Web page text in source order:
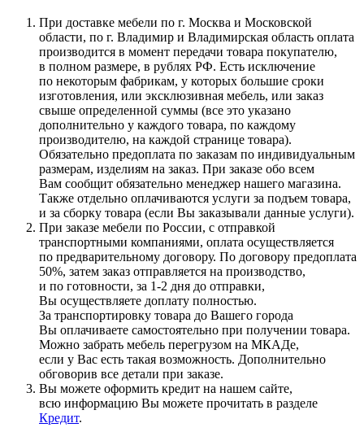
При доставке мебели по г. Москва и Московской
области, по г. Владимир и Владимирская область оплата
производится в момент передачи товара покупателю,
в полном размере, в рублях РФ. Есть исключение
по некоторым фабрикам, у которых большие сроки
изготовления, или эксклюзивная мебель, или заказ
свыше определенной суммы (все это указано
дополнительно у каждого товара, по каждому
производителю, на каждой странице товара).
Обязательно предоплата по заказам по индивидуальным
размерам, изделиям на заказ. При заказе обо всем
Вам сообщит обязательно менеджер нашего магазина.
Также отдельно оплачиваются услуги за подъем товара,
и за сборку товара (если Вы заказывали данные услуги).
При заказе мебели по России, с отправкой
транспортными компаниями, оплата осуществляется
по предварительному договору. По договору предоплата
50%, затем заказ отправляется на производство,
и по готовности, за 1-2 дня до отправки,
Вы осуществляете доплату полностью.
За транспортировку товара до Вашего города
Вы оплачиваете самостоятельно при получении товара.
Можно забрать мебель перегрузом на МКАДе,
если у Вас есть такая возможность. Дополнительно
обговорив все детали при заказе.
Вы можете оформить кредит на нашем сайте,
всю информацию Вы можете прочитать в разделе
Кредит.